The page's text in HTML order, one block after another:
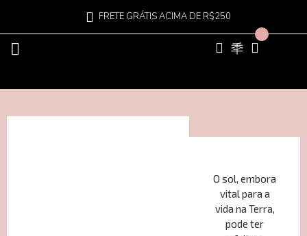
FRETE GRÁTIS ACIMA DE R$250
O sol, embora
vital para a
vida na Terra,
pode ter